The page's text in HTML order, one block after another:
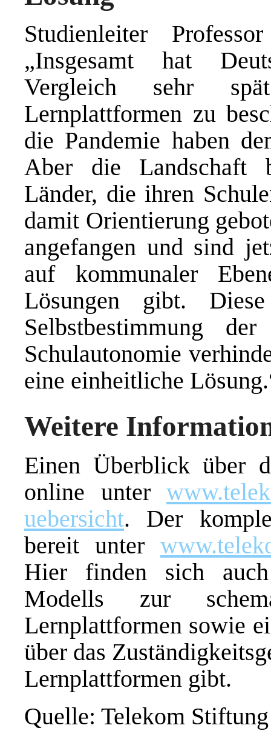
Studienleiter
„Insgesamt hat
Vergleich sehr
Lernplattformen zu
die Pandemie haben
Aber die Landschaft
Länder, die ihren
damit Orientierung
angefangen und sind
auf kommunaler
Lösungen gibt.
Selbstbestimmung
Schulautonomie
eine einheitliche
Weitere
Einen Überblick über
online unter
uebersicht. Der
bereit unter
Hier finden sich
Modells zur
Lernplattformen sowie
über das
Lernplattformen gibt.
Quelle: Telekom Stiftung